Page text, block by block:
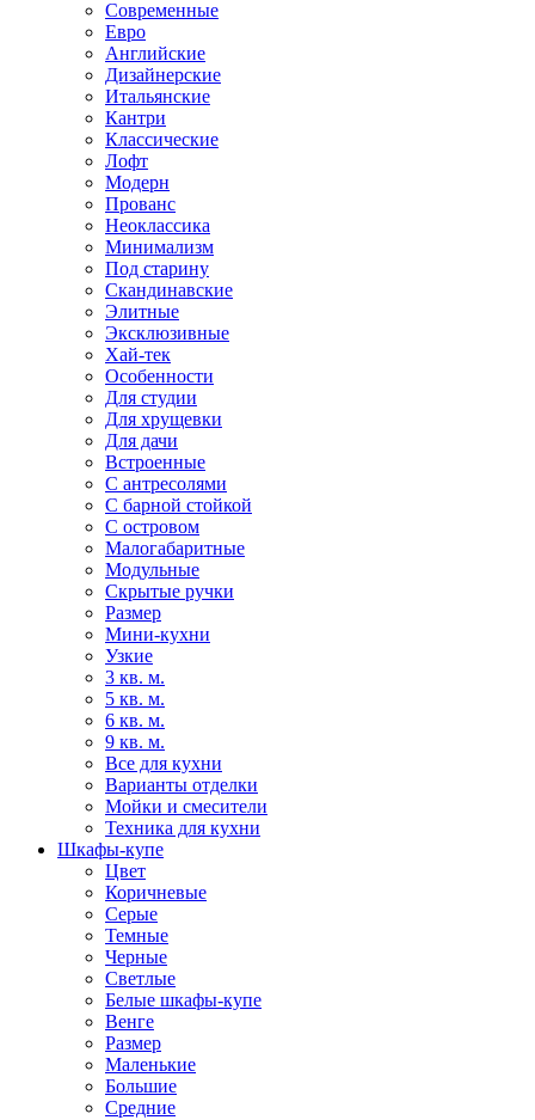
Современные
Евро
Английские
Дизайнерские
Итальянские
Кантри
Классические
Лофт
Модерн
Прованс
Неоклассика
Минимализм
Под старину
Скандинавские
Элитные
Эксклюзивные
Хай-тек
Особенности
Для студии
Для хрущевки
Для дачи
Встроенные
С антресолями
С барной стойкой
С островом
Малогабаритные
Модульные
Скрытые ручки
Размер
Мини-кухни
Узкие
3 кв. м.
5 кв. м.
6 кв. м.
9 кв. м.
Все для кухни
Варианты отделки
Мойки и смесители
Техника для кухни
Шкафы-купе
Цвет
Коричневые
Серые
Темные
Черные
Светлые
Белые шкафы-купе
Венге
Размер
Маленькие
Большие
Средние